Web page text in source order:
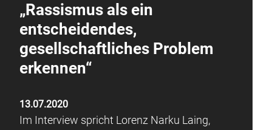
„Rassismus als ein
entscheidendes,
gesellschaftliches Problem
erkennen“
13.07.2020
Im Interview spricht Lorenz Narku Laing,